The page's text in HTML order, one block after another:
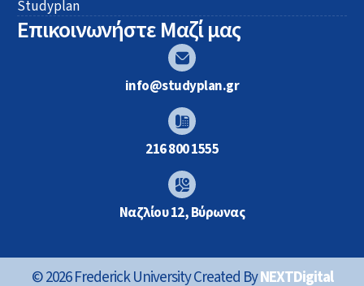
Studyplan
Επικοινωνήστε Μαζί μας
info@studyplan.gr
216 800 1555
Ναζλίου 12, Βύρωνας
© 2026 Frederick University Created ByNEXTDigital